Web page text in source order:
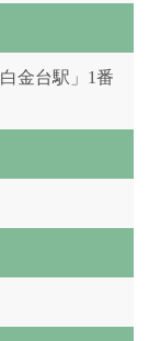
金台駅」1番